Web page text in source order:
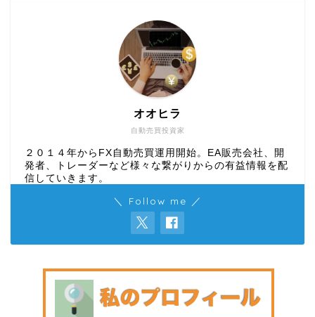
自動売買投資家
オオヒラ
２０１４年からFX自動売買運用開始。EA販売会社、開
発者、トレーダーなど様々な繋がりからの有益情報を配
信していきます。
＼ Follow me ／